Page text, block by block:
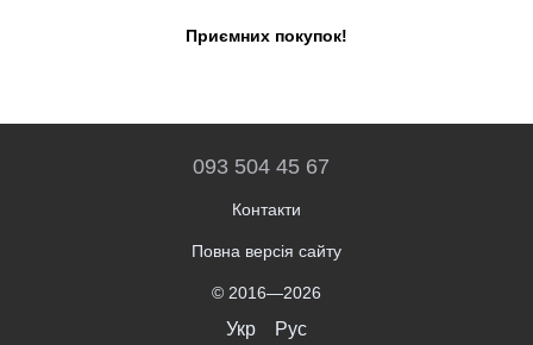
Приємних покупок!
093 504 45 67
Контакти
Повна версія сайту
© 2016—2026
Укр Рус